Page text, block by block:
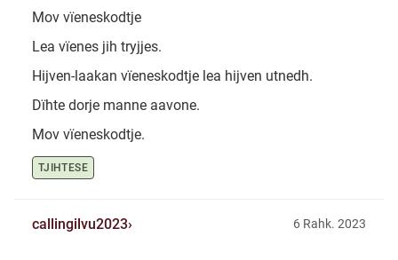
Mov vïeneskodtje
Lea vïenes jih tryjjes.
Hijven-laakan vïeneskodtje lea hijven utnedh.
Dïhte dorje manne aavone.
Mov vïeneskodtje.
TJIHTESE
callingilvu2023 6 Rahk. 2023